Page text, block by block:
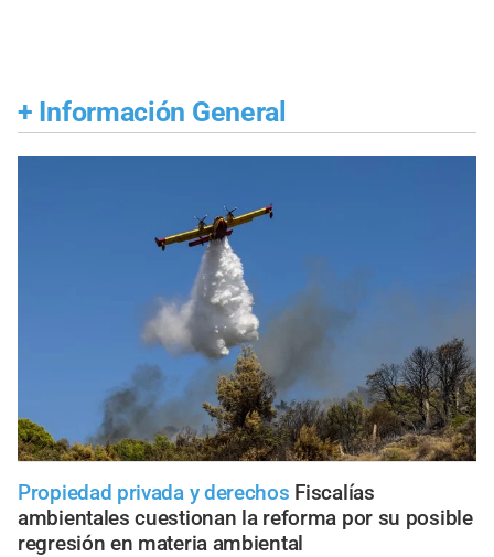
+ Información General
Propiedad privada y derechos Fiscalías
ambientales cuestionan la reforma por su posible
regresión en materia ambiental